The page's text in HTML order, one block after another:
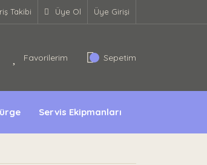
Takibi Üye Ol Üye Girişi
Favorilerim Sepetim
Servis Ekipmanları